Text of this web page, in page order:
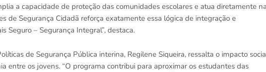
a capacidade de proteção das comunidades escolares e atua diretamente
de Segurança Cidadã reforça exatamente essa lógica de integração e
Seguro – Segurança Integral”, destaca.
de Segurança Pública interina, Regilene Siqueira, ressalta o impacto
entre os jovens. “O programa contribui para aproximar os estudantes das